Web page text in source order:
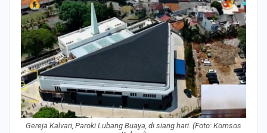
Gereja Kalvari, Paroki Lubang Buaya, di siang hari. (Foto: Komsos